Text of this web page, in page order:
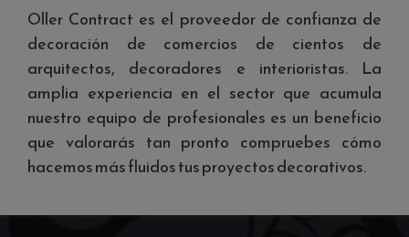
Oller Contract es el proveedor de confianza de
decoración de comercios de cientos de
arquitectos, decoradores e interioristas. La
amplia experiencia en el sector que acumula
nuestro equipo de profesionales es un beneficio
que valorarás tan pronto compruebes cómo
hacemos más fluidos tus proyectos decorativos.